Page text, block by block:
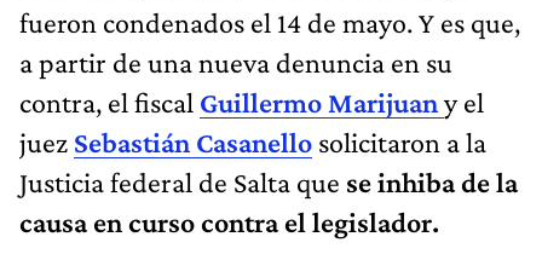
fueron condenados el 14 de mayo. Y es que,
a partir de una nueva denuncia en su
contra, el fiscal Guillermo Marijuany el
juez Sebastián Casanello solicitaron a la
Justicia federal de Salta que se inhiba de la
causa en curso contra el legislador.